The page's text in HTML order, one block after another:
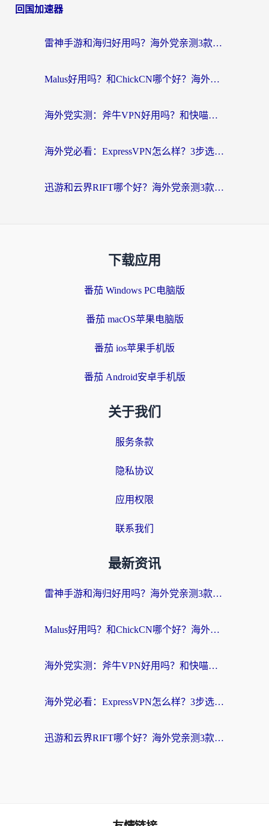
回国加速器
雷神手游和海归好用吗？海外党亲测3款热门回国加速器+番茄加速器深度体验
Malus好用吗？和ChickCN哪个好？海外党亲测：选对回国加速器，追剧游戏不卡顿
海外党实测：斧牛VPN好用吗？和快喵VPN对比哪个回国效果更好？附3款热门加速器深度分析
海外党必看：ExpressVPN怎么样？3步选对回国加速器，无缝刷国内剧玩手游
迅游和云界RIFT哪个好？海外党亲测3款回国加速器，教你无缝刷国内剧玩游戏
下载应用
番茄 Windows PC电脑版
番茄 macOS苹果电脑版
番茄 ios苹果手机版
番茄 Android安卓手机版
关于我们
服务条款
隐私协议
应用权限
联系我们
最新资讯
雷神手游和海归好用吗？海外党亲测3款热门回国加速器+番茄加速器深度体验
Malus好用吗？和ChickCN哪个好？海外党亲测：选对回国加速器，追剧游戏不卡顿
海外党实测：斧牛VPN好用吗？和快喵VPN对比哪个回国效果更好？附3款热门加速器深度分析
海外党必看：ExpressVPN怎么样？3步选对回国加速器，无缝刷国内剧玩手游
迅游和云界RIFT哪个好？海外党亲测3款回国加速器，教你无缝刷国内剧玩游戏